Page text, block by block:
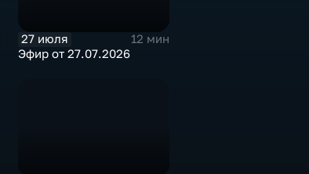
27 июля
12 мин
Эфир от 27.07.2026